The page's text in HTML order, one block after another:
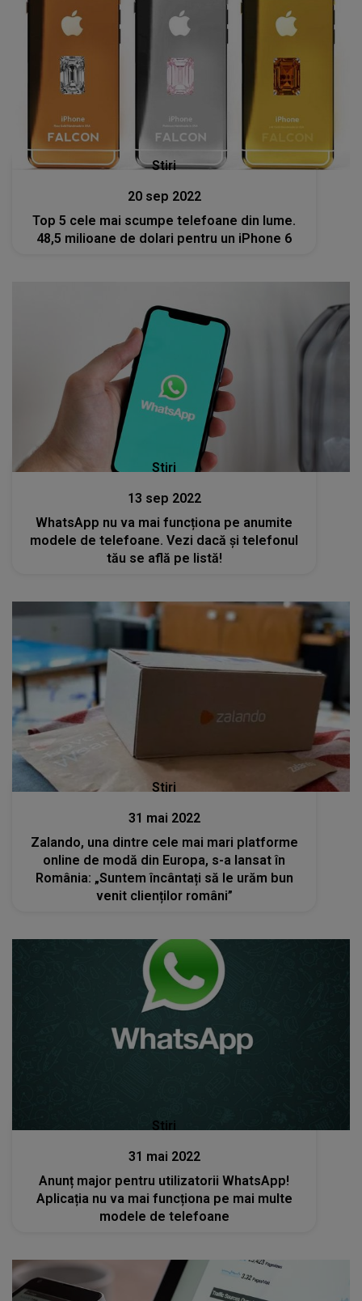
Stiri
20 sep 2022
Top 5 cele mai scumpe telefoane din lume.
48,5 milioane de dolari pentru un iPhone 6
Stiri
13 sep 2022
WhatsApp nu va mai funcționa pe anumite
modele de telefoane. Vezi dacă și telefonul
tău se află pe listă!
Stiri
31 mai 2022
Zalando, una dintre cele mai mari platforme
online de modă din Europa, s-a lansat în
România: „Suntem încântați să le urăm bun
venit clienților români”
Stiri
31 mai 2022
Anunț major pentru utilizatorii WhatsApp!
Aplicația nu va mai funcționa pe mai multe
modele de telefoane